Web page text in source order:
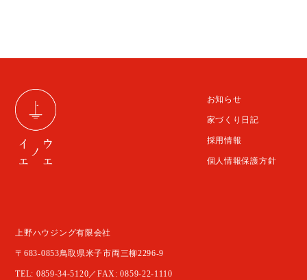
お知らせ
家づくり日記
採用情報
個人情報保護方針
上野ハウジング有限会社
〒683-0853鳥取県米子市両三柳2296-9
TEL: 0859-34-5120／FAX: 0859-22-1110